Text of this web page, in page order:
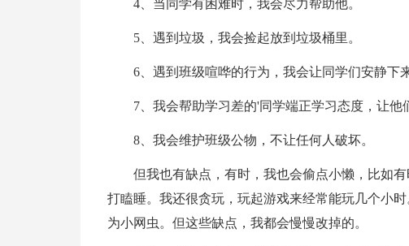
4、当同学有困难时，我会尽力帮助他。
5、遇到垃圾，我会捡起放到垃圾桶里。
6、遇到班级喧哗的行为，我会让同学们安静下来
7、我会帮助学习差的'同学端正学习态度，让他
8、我会维护班级公物，不让任何人破坏。
但我也有缺点，有时，我也会偷点小懒，比如
打瞌睡。我还很贪玩，玩起游戏来经常能玩几个小
为小网虫。但这些缺点，我都会慢慢改掉的。